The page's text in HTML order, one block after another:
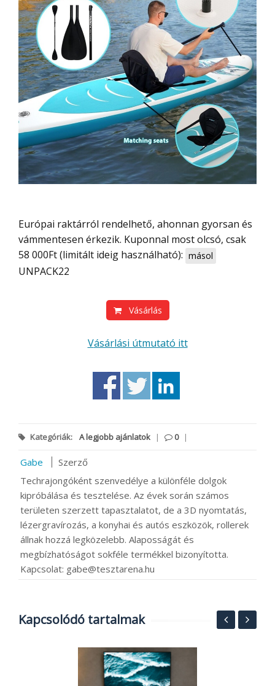
Európai raktárról rendelhető, ahonnan gyorsan és
vámmentesen érkezik. Kuponnal most olcsó, csak
58 000Ft (limitált ideig használható): másol
UNPACK22
Vásárlás
Vásárlási útmutató itt
Kategóriák: A legjobb ajánlatok | 0 |
Gabe
Szerző
Techrajongóként szenvedélye a különféle dolgok
kipróbálása és tesztelése. Az évek során számos
területen szerzett tapasztalatot, de a 3D nyomtatás,
lézergravírozás, a konyhai és autós eszközök, rollerek
állnak hozzá legközelebb. Alaposságát és
megbízhatóságot sokféle termékkel bizonyította.
Kapcsolat: gabe@tesztarena.hu
Kapcsolódó tartalmak